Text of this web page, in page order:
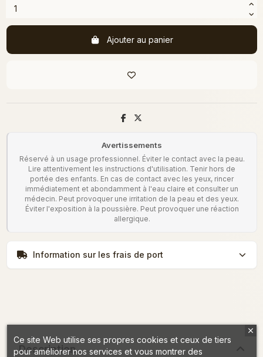
Ajouter au panier
Avertissements
Réservé à un usage professionnel. Éviter le contact avec la peau.
Lire attentivement les instructions d'utilisation. Tenir hors de
portée des enfants. En cas de contact avec les yeux, rincer
immédiatement et abondamment à l'eau claire et consulter un
médecin. Peut provoquer une irritation de la peau et des yeux.
Éviter l'exposition à la poussière. Peut provoquer une réaction
allergique.
Information sur les frais de port
Description
Ce site Web utilise ses propres cookies et ceux de tiers
pour améliorer nos services et vous montrer des